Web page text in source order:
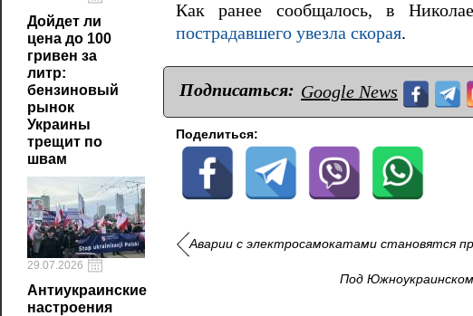
Дойдет ли
цена до 100
гривен за
литр:
бензиновый
рынок
Украины
трещит по
швам
29.07.2026
Антиукраинские
настроения
Как ранее сообщалось, в
пострадавшего увезла скорая.
Подписаться: Google News
Поделиться:
Аварии с электросамокатами становятся
Под